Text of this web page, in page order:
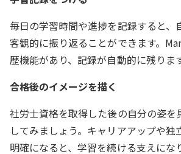
毎日の学習時間や進捗を記録すると、
客観的に振り返ることができます。
歴機能があり、記録が自動的に残ります
合格後のイメージを描く
社労士資格を取得した後の自分の姿を
してみましょう。キャリアアップや独
明確になると、学習を続ける支えにな